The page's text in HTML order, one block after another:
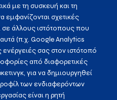
με τη συσκευή και τη
σχετικές
άλλους ιστότοπους που
(π.χ. Google Analytics
σας στον ιστότοπό
από διαφορετικές
για να δημιουργηθεί
των ενδιαφερόντων
είναι η ρητή